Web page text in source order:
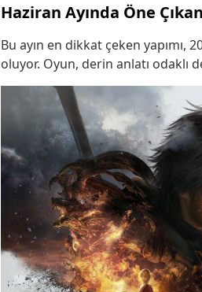
Haziran Ayında Öne
Bu ayın en dikkat çeken yapımı,
oluyor. Oyun, derin anlatı odaklı